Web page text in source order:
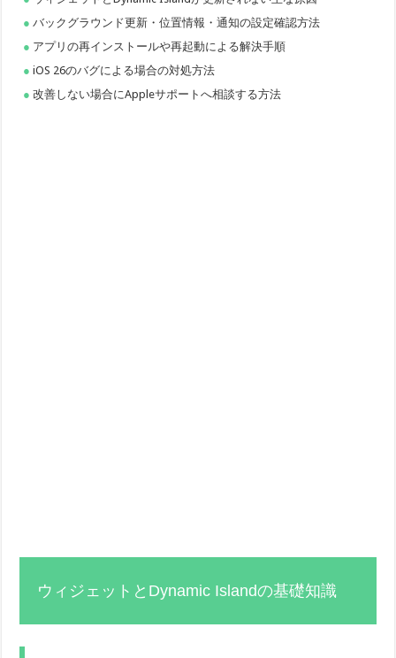
バックグラウンド更新・位置情報・通知の設定確認方法
アプリの再インストールや再起動による解決手順
iOS 26のバグによる場合の対処方法
改善しない場合にAppleサポートへ相談する方法
ウィジェットとDynamic Islandの基礎知識